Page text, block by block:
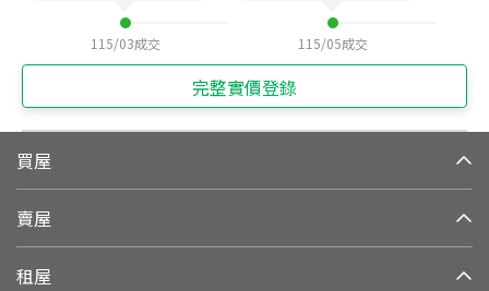
115/03成交 115/05成交
完整實價登錄
買屋
賣屋
租屋